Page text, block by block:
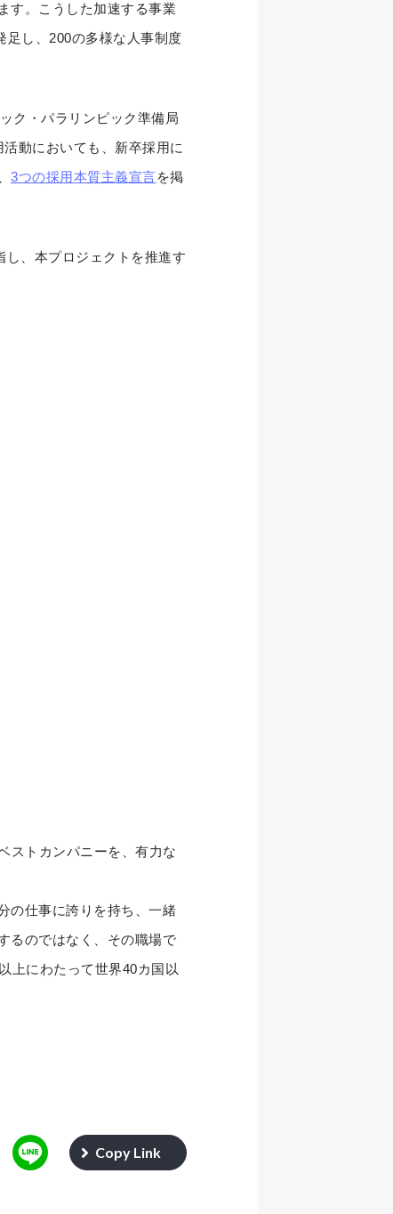
す。こうした加速する事業
足し、200の多様な人事制度
ク・パラリンピック準備局
動においても、新卒採用に
3つの採用本質主義宣言を掲
し、本プロジェクトを推進す
ストカンパニーを、有力な
の仕事に誇りを持ち、一緒
るのではなく、その職場で
上にわたって世界40カ国以
Copy Link